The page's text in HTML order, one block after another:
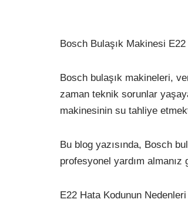
Bosch Bulaşık Makinesi E22
Bosch bulaşık makineleri,
zaman teknik sorunlar
makinesinin su tahliye
Bu blog yazısında, Bosch
profesyonel yardım
E22 Hata Kodunun Nedenleri